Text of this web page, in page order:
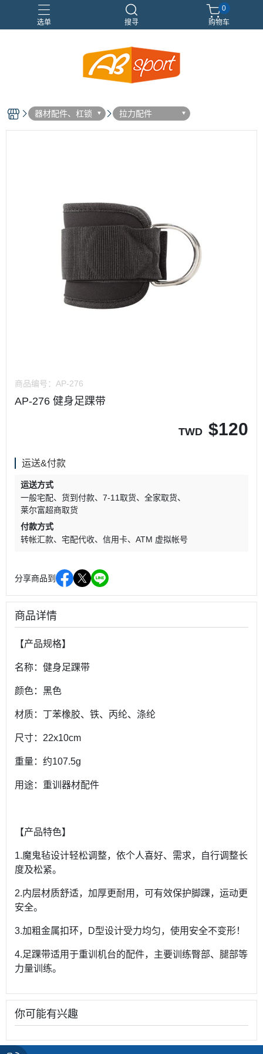
选单 搜寻
健身空間規劃 重訓
0
购物车
器材配件、杠锁 拉力配件
商品编号： AP-276
AP-276 健身足踝带
TWD $120
运送&付款
运送方式
一般宅配
货到付款 7-11取货
全家取货
莱尔富超商取货
付款方式
转帐汇款
宅配代收 信用卡 ATM 虚拟帐号
分享商品到
商品详情
【产品规格】
名称：健身足踝带
颜色：黑色
材质：丁苯橡胶、铁、丙纶、涤纶
尺寸：22x10cm
重量：约107.5g
用途：重训器材配件
【产品特色】
1.魔鬼毡设计轻松调整，依个人喜好、需求，自行调整长
度及松紧。
2.内层材质舒适，加厚更耐用，可有效保护脚踝，运动更
安全。
3.加粗金属扣环，D型设计受力均匀，使用安全不变形！
4.足踝带适用于重训机台的配件，主要训练臀部、腿部等
力量训练。
你可能有兴趣